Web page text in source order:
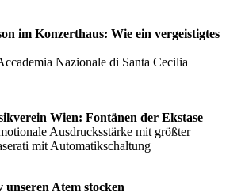
im Konzerthaus: Wie ein vergeistigtes
Nazionale di Santa Cecilia
Wien: Fontänen der Ekstase
Ausdrucksstärke mit größter
mit Automatikschaltung
Atem stocken